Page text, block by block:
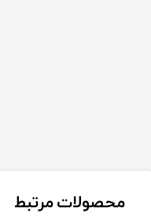
محصولات مرتبط